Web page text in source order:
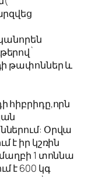
թափոններ և
հիբրիդը,որն
Օրվա
է իր կշռին
1 տոննա
է 600 կգ